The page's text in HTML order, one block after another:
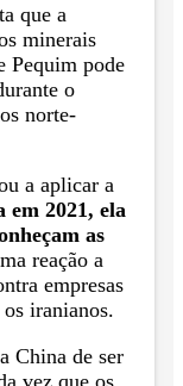
que a
minerais
Pequim pode
o
norte-
a aplicar a
em 2021, ela
as
reação a
empresas
iranianos.
China de ser
vez que os